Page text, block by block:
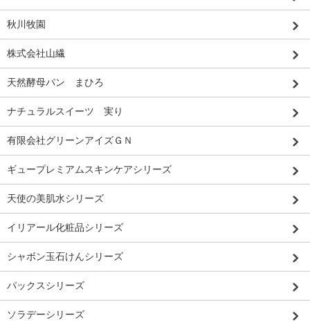
秋川牧園
株式会社山繊
天然酵母パン まひろ
ナチュラルスイーツ 実り
有限会社グリーンアイズＧＮ
ギュープレミアムスキンケアシリーズ
天使の美肌水シリーズ
イリアール化粧品シリーズ
シャボン玉石けんシリーズ
パックスシリーズ
ソラデーシリーズ